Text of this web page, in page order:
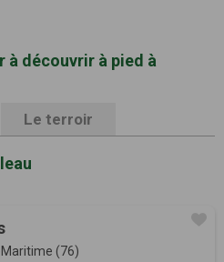
à découvrir à pied à
Le terroir
(76)